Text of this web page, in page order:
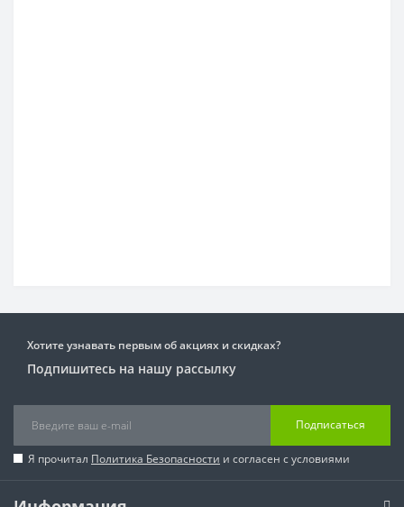
Хотите узнавать первым об акциях и скидках?
Подпишитесь на нашу рассылку
Подписаться
Я прочитал Политика Безопасности и согласен с условиями